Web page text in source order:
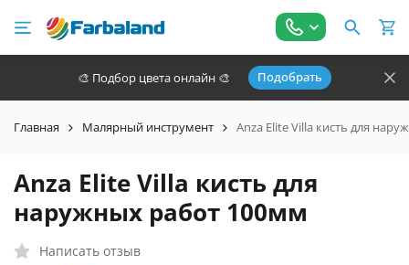
🎨 Подбор цвета онлайн 🎨 Подобрать
Главная Малярный инструмент Anza Elite Villa кисть для
Anza Elite Villa кисть для
наружных работ 100мм
Написать отзыв